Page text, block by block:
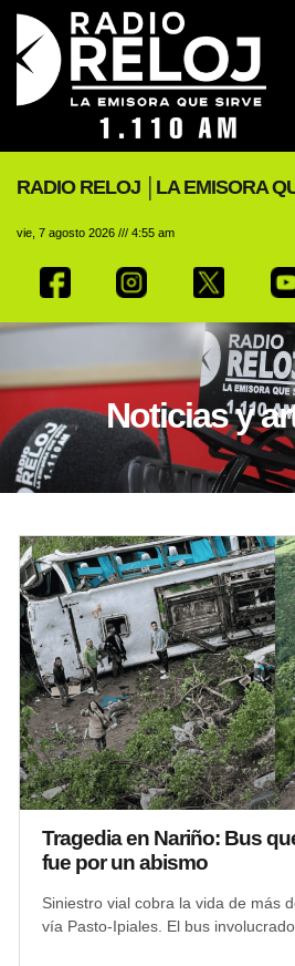
RADIO RELOJ │LA EMISORA
vie, 7 agosto 2026 /// 4:55 am
Noticias y
Tragedia en Nariño: Bus
fue por un abismo
Siniestro vial cobra la vida de más
vía Pasto-Ipiales. El bus